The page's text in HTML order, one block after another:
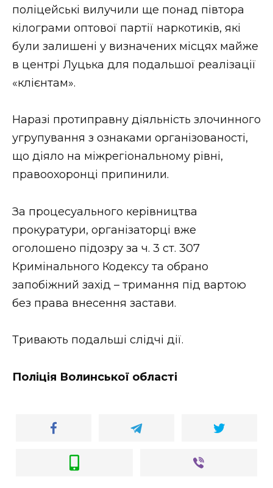
поліцейські вилучили ще понад півтора
кілограми оптової партії наркотиків, які
були залишені у визначених місцях майже
в центрі Луцька для подальшої реалізації
«клієнтам».
Наразі протиправну діяльність злочинного
угрупування з ознаками організованості,
що діяло на міжрегіональному рівні,
правоохоронці припинили.
За процесуального керівництва
прокуратури, організаторці вже
оголошено підозру за ч. 3 ст. 307
Кримінального Кодексу та обрано
запобіжний захід – тримання під вартою
без права внесення застави.
Тривають подальші слідчі дії.
Поліція Волинської області